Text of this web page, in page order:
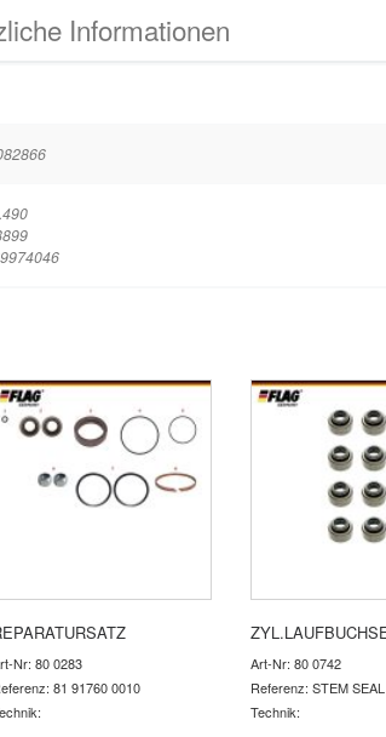
Informationen
Nr: 80 0283
81 91760 0010
Art-Nr: 80 0742
Referenz: STEM
Technik: